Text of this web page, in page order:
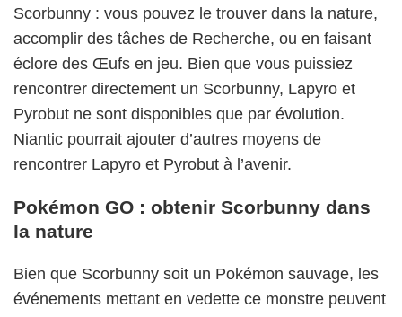
Scorbunny : vous pouvez le trouver dans la nature,
accomplir des tâches de Recherche, ou en faisant
éclore des Œufs en jeu. Bien que vous puissiez
rencontrer directement un Scorbunny, Lapyro et
Pyrobut ne sont disponibles que par évolution.
Niantic pourrait ajouter d’autres moyens de
rencontrer Lapyro et Pyrobut à l’avenir.
Pokémon GO : obtenir Scorbunny dans
la nature
Bien que Scorbunny soit un Pokémon sauvage, les
événements mettant en vedette ce monstre peuvent